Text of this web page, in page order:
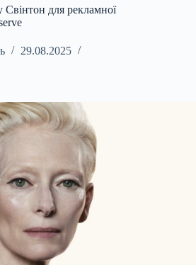
для рекламної
29.08.2025